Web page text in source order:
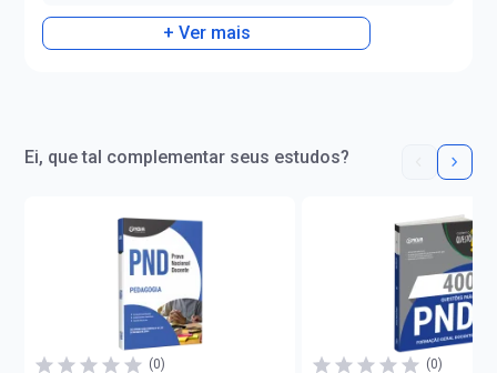
+ Ver mais
Ei, que tal complementar seus estudos?
(0) (0)